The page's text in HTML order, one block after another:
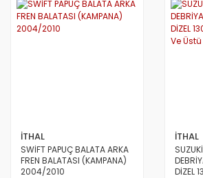
İTHAL
SWİFT PAPUÇ BALATA ARKA
FREN BALATASI (KAMPANA)
2004/2010
İTHAL
DİZEL